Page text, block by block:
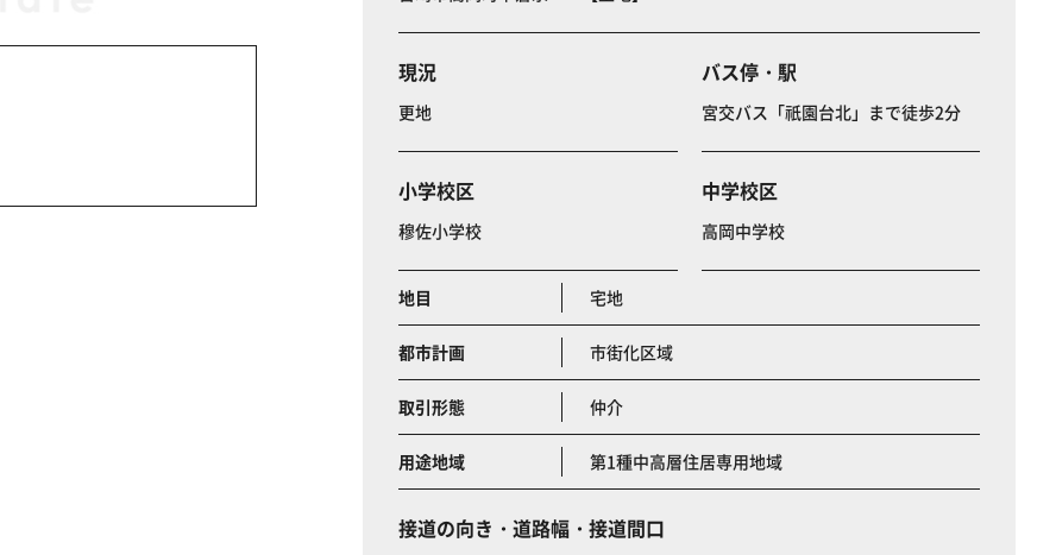
現況
更地
バス停・駅
宮交バス「祇園台北」まで徒歩2分
小学校区
穆佐小学校
中学校区
高岡中学校
地目 宅地
都市計画 市街化区域
取引形態 仲介
用途地域 第1種中高層住居専用地域
接道の向き・道路幅・接道間口